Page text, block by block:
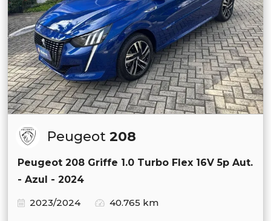
Peugeot 208
Peugeot 208 Griffe 1.0 Turbo Flex 16V 5p Aut.
- Azul - 2024
2023/2024
40.765 km